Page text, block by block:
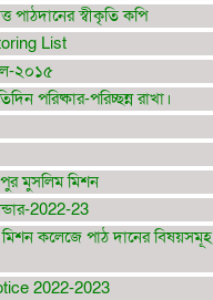
পাঠদানের স্বীকৃতি কপি
List
২০১৫
পরিষ্কার-পরিচ্ছন্ন রাখা।
মুসলিম মিশন
2022-23
কলেজে পাঠ দানের বিষয়সমূহ
2022-2023